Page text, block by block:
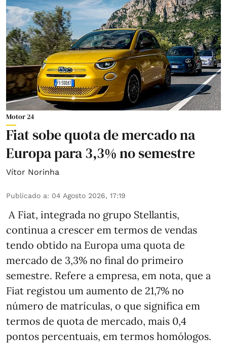
Motor 24
Fiat sobe quota de mercado na
Europa para 3,3% no semestre
Vítor Norinha
Publicado a: 04 Agosto 2026, 17:19
A Fiat, integrada no grupo Stellantis,
continua a crescer em termos de vendas
tendo obtido na Europa uma quota de
mercado de 3,3% no final do primeiro
semestre. Refere a empresa, em nota, que a
Fiat registou um aumento de 21,7% no
número de matrículas, o que significa em
termos de quota de mercado, mais 0,4
pontos percentuais, em termos homólogos.